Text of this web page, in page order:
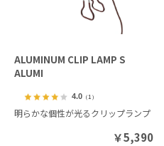
ALUMINUM CLIP LAMP S
ALUMI
4.0（1）
明らかな個性が光るクリップランプ
￥5,390